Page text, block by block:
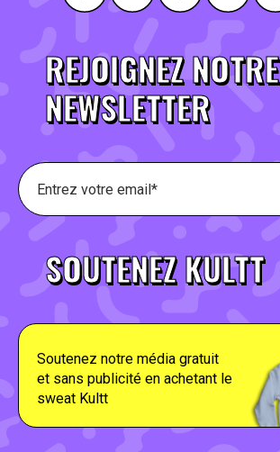
REJOIGNEZ NOTRE
NEWSLETTER
SOUTENEZ KULTT
Soutenez notre média gratuit
et sans publicité en achetant le
sweat Kultt